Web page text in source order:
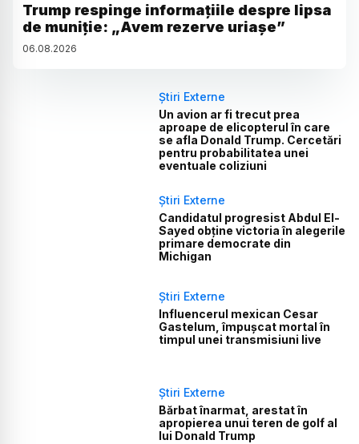
Trump respinge informațiile despre lipsa
de muniție: „Avem rezerve uriașe”
06.08.2026
Știri Externe
Un avion ar fi trecut prea
aproape de elicopterul în care
se afla Donald Trump. Cercetări
pentru probabilitatea unei
eventuale coliziuni
Știri Externe
Candidatul progresist Abdul El-
Sayed obține victoria în alegerile
primare democrate din
Michigan
Știri Externe
Influencerul mexican Cesar
Gastelum, împușcat mortal în
timpul unei transmisiuni live
Știri Externe
Bărbat înarmat, arestat în
apropierea unui teren de golf al
lui Donald Trump